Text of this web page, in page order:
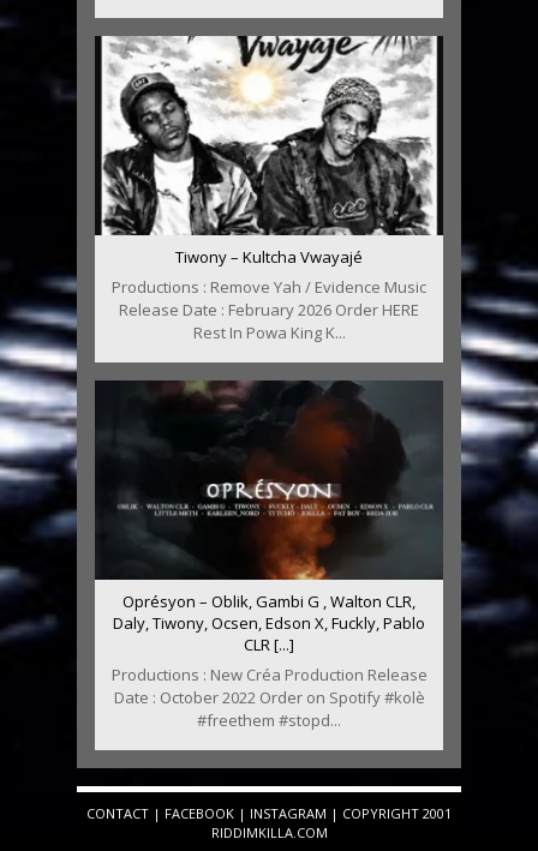
Tiwony – Kultcha Vwayajé
Productions : Remove Yah / Evidence Music
Release Date : February 2026 Order HERE
Rest In Powa King K...
Oprésyon – Oblik, Gambi G , Walton CLR,
Daly, Tiwony, Ocsen, Edson X, Fuckly, Pablo
CLR [...]
Productions : New Créa Production Release
Date : October 2022 Order on Spotify #kolè
#freethem #stopd...
CONTACT | FACEBOOK | INSTAGRAM | COPYRIGHT 2001
RIDDIMKILLA.COM